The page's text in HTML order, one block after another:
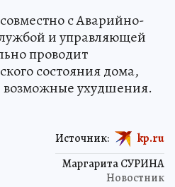
с Аварийно-
и управляющей
проводит
состояния дома,
возможные ухудшения.
Маргарита СУРИНА
Новостник
Источник: kp.ru